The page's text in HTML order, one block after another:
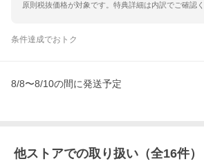
原則税抜価格が対象です。特典詳細は内訳でご確認く
条件達成でおトク
8/8〜8/10の間に発送予定
他ストアでの取り扱い（全16件）